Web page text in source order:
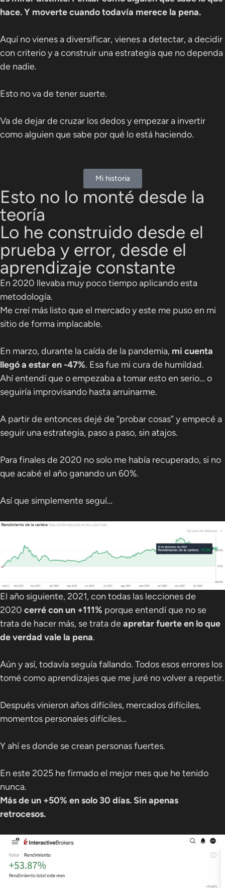
hace. Y moverte cuando todavía merece la pena.
Aquí no vienes a diversificar, vienes a detectar, a decidir
con criterio y a construir una estrategia que no dependa
de nadie.
Esto no va de tener suerte.
Va de dejar de cruzar los dedos y empezar a invertir
como alguien que sabe por qué lo está haciendo.
Mi historia
Esto no lo monté desde la
teoría
Lo he construido desde el
prueba y error, desde el
aprendizaje constante
En 2020 llevaba muy poco tiempo aplicando esta
metodología.
Me creí más listo que el mercado y este me puso en mi
sitio de forma implacable.
En marzo, durante la caída de la pandemia, mi cuenta
llegó a estar en -47%. Esa fue mi cura de humildad.
Ahí entendí que o empezaba a tomar esto en serio… o
seguiría improvisando hasta arruinarme.
A partir de entonces dejé de “probar cosas” y empecé a
seguir una estrategia, paso a paso, sin atajos.
Para finales de 2020 no solo me había recuperado, si no
que acabé el año ganando un 60%.
Así que simplemente seguí…
El año siguiente, 2021, con todas las lecciones de
2020 cerré con un +111% porque entendí que no se
trata de hacer más, se trata deapretar fuerte en lo que
de verdad vale la pena.
Aún y así, todavía seguía fallando. Todos esos errores los
tomé como aprendizajes que me juré no volver a repetir.
Después vinieron años difíciles, mercados difíciles,
momentos personales difíciles…
Y ahí es donde se crean personas fuertes.
En este 2025 he firmado el mejor mes que he tenido
nunca.
Más de un +50% en solo 30 días. Sin apenas
retrocesos.